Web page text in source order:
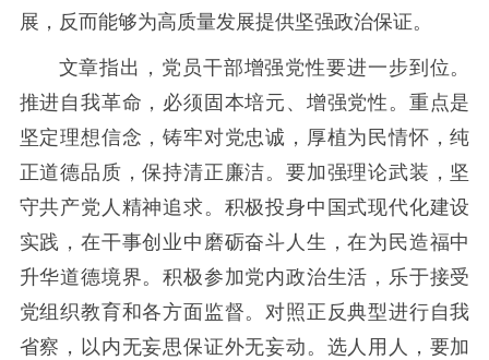
展，反而能够为高质量发展提供坚强政治保证。
文章指出，党员干部增强党性要进一步到位。
推进自我革命，必须固本培元、增强党性。重点是
坚定理想信念，铸牢对党忠诚，厚植为民情怀，纯
正道德品质，保持清正廉洁。要加强理论武装，坚
守共产党人精神追求。积极投身中国式现代化建设
实践，在干事创业中磨砺奋斗人生，在为民造福中
升华道德境界。积极参加党内政治生活，乐于接受
党组织教育和各方面监督。对照正反典型进行自我
省察，以内无妄思保证外无妄动。选人用人，要加